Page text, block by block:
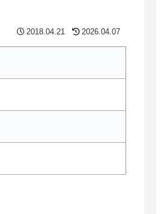
2018.04.21 2026.04.07